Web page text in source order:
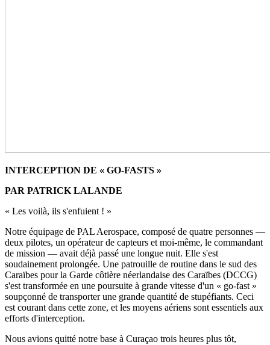
INTERCEPTION DE « GO-FASTS »
PAR PATRICK LALANDE
« Les voilà, ils s'enfuient ! »
Notre équipage de PAL Aerospace, composé de quatre personnes —
deux pilotes, un opérateur de capteurs et moi-même, le commandant
de mission — avait déjà passé une longue nuit. Elle s'est
soudainement prolongée. Une patrouille de routine dans le sud des
Caraïbes pour la Garde côtière néerlandaise des Caraïbes (DCCG)
s'est transformée en une poursuite à grande vitesse d'un « go-fast »
soupçonné de transporter une grande quantité de stupéfiants. Ceci
est courant dans cette zone, et les moyens aériens sont essentiels aux
efforts d'interception.
Nous avions quitté notre base à Curaçao trois heures plus tôt,